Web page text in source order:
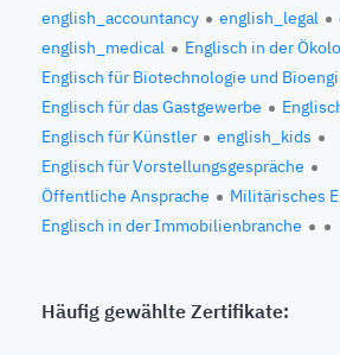
english_accountancy
english_legal
english_medical
Englisch in der
Englisch für Biotechnologie und
Englisch für das Gastgewerbe
Englisch für Künstler
english_kids
Englisch für Vorstellungsgespräche
Öffentliche Ansprache
Militärisches
Englisch in der Immobilienbranche
Häufig gewählte Zertifikate: